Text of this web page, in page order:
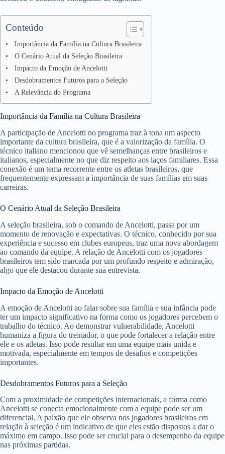
Conteúdo
Importância da Família na Cultura Brasileira
O Cenário Atual da Seleção Brasileira
Impacto da Emoção de Ancelotti
Desdobramentos Futuros para a Seleção
A Relevância do Programa
Importância da Família na Cultura Brasileira
A participação de Ancelotti no programa traz à tona um aspecto
importante da cultura brasileira, que é a valorização da família. O
técnico italiano mencionou que vê semelhanças entre brasileiros e
italianos, especialmente no que diz respeito aos laços familiares. Essa
conexão é um tema recorrente entre os atletas brasileiros, que
frequentemente expressam a importância de suas famílias em suas
carreiras.
O Cenário Atual da Seleção Brasileira
A seleção brasileira, sob o comando de Ancelotti, passa por um
momento de renovação e expectativas. O técnico, conhecido por sua
experiência e sucesso em clubes europeus, traz uma nova abordagem
ao comando da equipe. A relação de Ancelotti com os jogadores
brasileiros tem sido marcada por um profundo respeito e admiração,
algo que ele destacou durante sua entrevista.
Impacto da Emoção de Ancelotti
A emoção de Ancelotti ao falar sobre sua família e sua infância pode
ter um impacto significativo na forma como os jogadores percebem o
trabalho do técnico. Ao demonstrar vulnerabilidade, Ancelotti
humaniza a figura do treinador, o que pode fortalecer a relação entre
ele e os atletas. Isso pode resultar em uma equipe mais unida e
motivada, especialmente em tempos de desafios e competições
importantes.
Desdobramentos Futuros para a Seleção
Com a proximidade de competições internacionais, a forma como
Ancelotti se conecta emocionalmente com a equipe pode ser um
diferencial. A paixão que ele observa nos jogadores brasileiros em
relação à seleção é um indicativo de que eles estão dispostos a dar o
máximo em campo. Isso pode ser crucial para o desempenho da equipe
nas próximas partidas.